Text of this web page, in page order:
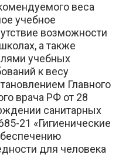
веса
учебное
возможности
а также
учебных
к весу
Главного
врача РФ от 28
санитарных
21 «Гигиенические
для человека